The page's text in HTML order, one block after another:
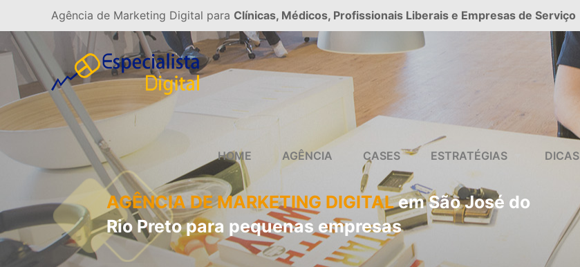
Agência de Marketing Digital para Clínicas, Médicos, Profissionais Liberais e Empresas de Serviço
HOME AGÊNCIA CASES ESTRATÉGIAS DICAS
AGÊNCIA DE MARKETING DIGITALem São José do
Rio Preto para pequenas empresas